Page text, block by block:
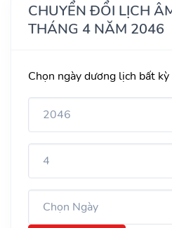
CHUYỂN ĐỔI LỊCH
THÁNG 4 NĂM 2046
Chọn ngày dương lịch bất kỳ